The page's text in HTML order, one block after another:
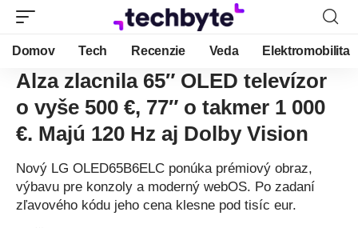
Domov Tech Recenzie Veda Elektromobilita
Alza zlacnila 65″ OLED televízor
o vyše 500 €, 77″ o takmer 1 000
€. Majú 120 Hz aj Dolby Vision
Nový LG OLED65B6ELC ponúka prémiový obraz,
výbavu pre konzoly a moderný webOS. Po zadaní
zľavového kódu jeho cena klesne pod tisíc eur.